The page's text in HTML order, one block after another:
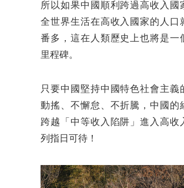
所以如果中國順利跨過高收入國
全世界生活在高收入國家的人口
番多，這在人類歷史上也將是一
里程碑。
只要中國堅持中國特色社會主義
動搖、不懈怠、不折騰，中國的
跨越「中等收入陷阱」進入高收
列指日可待！